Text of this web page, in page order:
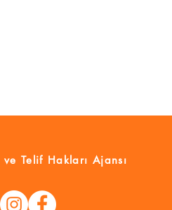
ve Telif Hakları Ajansı